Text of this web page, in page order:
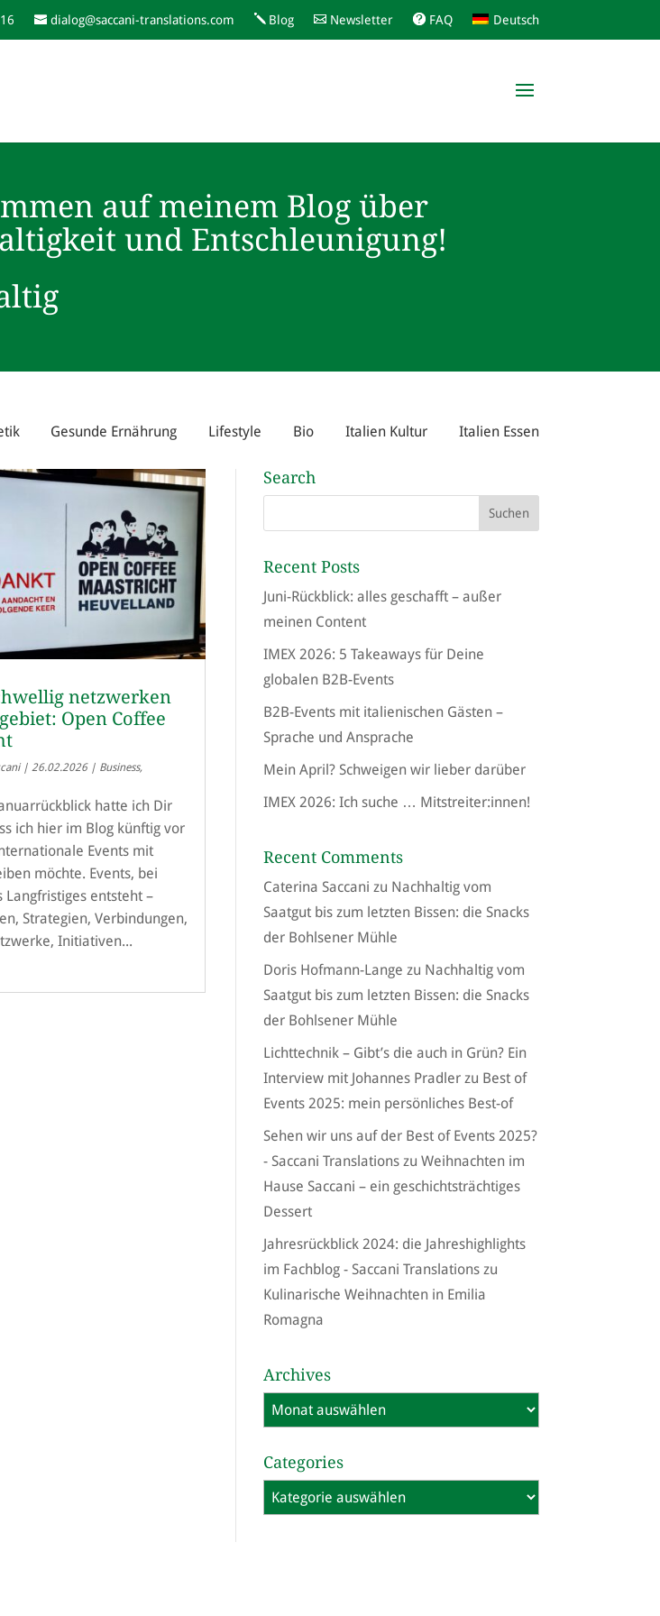
dialog@saccani-translations.com Blog Newsletter FAQ Deutsch
auf meinem Blog über
und Entschleunigung!
Gesunde Ernährung Lifestyle Bio Italien Kultur Italien Essen
netzwerken
Open Coffee
| 26.02.2026| Business,
hatte ich Dir
ich hier im Blog künftig vor
Events mit
möchte. Events, bei
Langfristiges entsteht –
Strategien, Verbindungen,
Initiativen...
Search
Recent Posts
Juni-Rückblick: alles geschafft – außer
meinen Content
IMEX 2026: 5 Takeaways für Deine
globalen B2B-Events
B2B-Events mit italienischen Gästen –
Sprache und Ansprache
Mein April? Schweigen wir lieber darüber
IMEX 2026: Ich suche … Mitstreiter:innen!
Recent Comments
Caterina Saccani zu Nachhaltig vom
Saatgut bis zum letzten Bissen: die Snacks
der Bohlsener Mühle
Doris Hofmann-Lange zu Nachhaltig vom
Saatgut bis zum letzten Bissen: die Snacks
der Bohlsener Mühle
Lichttechnik – Gibt’s die auch in Grün? Ein
Interview mit Johannes Pradlerzu Best of
Events 2025: mein persönliches Best-of
Sehen wir uns auf der Best of Events 2025?
- Saccani Translationszu Weihnachten im
Hause Saccani – ein geschichtsträchtiges
Dessert
Jahresrückblick 2024: die Jahreshighlights
im Fachblog - Saccani Translationszu
Kulinarische Weihnachten in Emilia
Romagna
Archives
Archives
Categories
Categories